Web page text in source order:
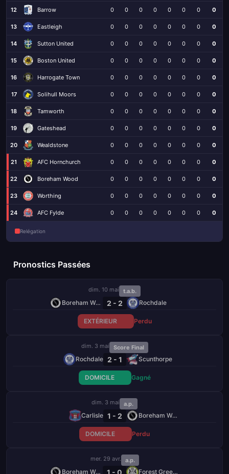
12 Barrow 0 0 0 0 0 0 0 0
13 Eastleigh 0 0 0 0 0 0 0 0
14 Sutton United 0 0 0 0 0 0 0 0
15 Boston United 0 0 0 0 0 0 0 0
16 Harrogate Town 0 0 0 0 0 0 0 0
17 Solihull Moors 0 0 0 0 0 0 0 0
18 Tamworth 0 0 0 0 0 0 0 0
19 Gateshead 0 0 0 0 0 0 0 0
20 Wealdstone 0 0 0 0 0 0 0 0
21 AFC Hornchurch 0 0 0 0 0 0 0 0
22 Boreham Wood 0 0 0 0 0 0 0 0
23 Worthing 0 0 0 0 0 0 0 0
24 AFC Fylde 0 0 0 0 0 0 0 0
Relégation
Pronostics Passées
dim. 10 mai t.a.b.
Boreham Wood 2 - 2 Rochdale
EXTÉRIEUR Perdu
dim. 3 mai Score Final
Rochdale 2 - 1 Scunthorpe
DOMICILE Gagné
dim. 3 mai a.p.
Carlisle 1 - 2 Boreham Wood
DOMICILE Perdu
mer. 29 avr. a.p.
Boreham Wood 1 - 0 Forest Green Rovers